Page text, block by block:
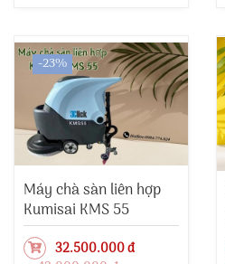
-23%
Máy chà sàn liên hợp
Kumisai KMS 55
32.500.000 đ